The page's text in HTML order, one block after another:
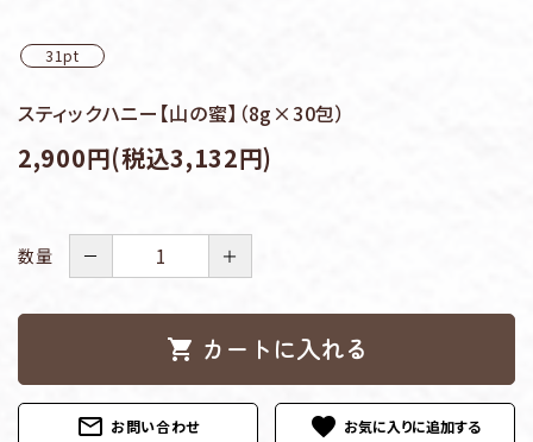
call0120‐512‐710
31pt
スティックハニー【山の蜜】（8g×30包）
2,900円(税込3,132円)
数量 － ＋
shopping_cart カートに入れる
mail_outline お問い合わせ favorite